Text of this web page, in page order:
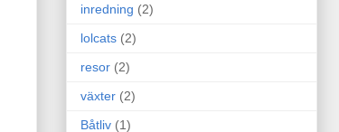
inredning (2)
lolcats (2)
resor (2)
växter (2)
Båtliv (1)